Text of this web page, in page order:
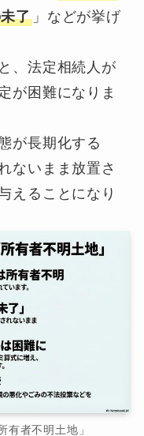
了 」などが挙げ
、法定相続人が
が困難になりま
が長期化する
ないまま放置さ
えることになり
有者不明土地」